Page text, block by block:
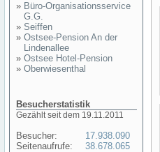
» Büro-Organisationsservice
G.G.
» Seiffen
» Ostsee-Pension An der
Lindenallee
» Ostsee Hotel-Pension
» Oberwiesenthal
Besucherstatistik
Gezählt seit dem 19.11.2011
Besucher:
Seitenaufrufe:
17.938.090
38.678.065